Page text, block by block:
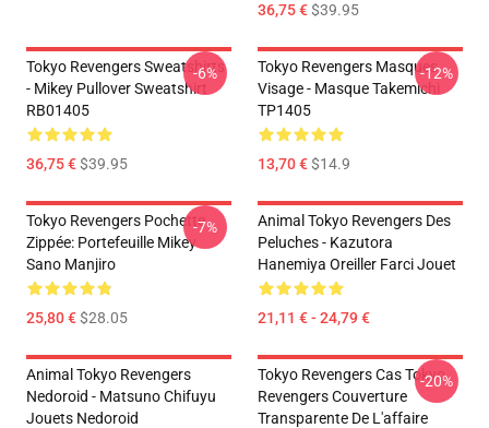
36,75 €$39.95
Tokyo Revengers Sweatshirts
- Mikey Pullover Sweatshirt
RB01405
36,75 €$39.95
-6%
Tokyo Revengers Masques
Visage - Masque Takemichi
TP1405
13,70 €$14.9
-12%
Tokyo Revengers Pochette
Zippée: Portefeuille Mikey
Sano Manjiro
25,80 €$28.05
-7%
Animal Tokyo Revengers Des
Peluches - Kazutora
Hanemiya Oreiller Farci Jouet
21,11 € - 24,79 €
Animal Tokyo Revengers
Nedoroid - Matsuno Chifuyu
Jouets Nedoroid
Tokyo Revengers Cas Tokyo
Revengers Couverture
Transparente De L'affaire
-20%